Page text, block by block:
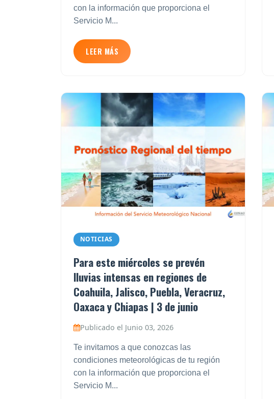
con la información que proporciona el
Servicio M...
LEER MÁS
NOTICIAS
Para este miércoles se prevén
lluvias intensas en regiones de
Coahuila, Jalisco, Puebla, Veracruz,
Oaxaca y Chiapas | 3 de junio
Publicado el Junio 03, 2026
Te invitamos a que conozcas las
condiciones meteorológicas de tu región
con la información que proporciona el
Servicio M...